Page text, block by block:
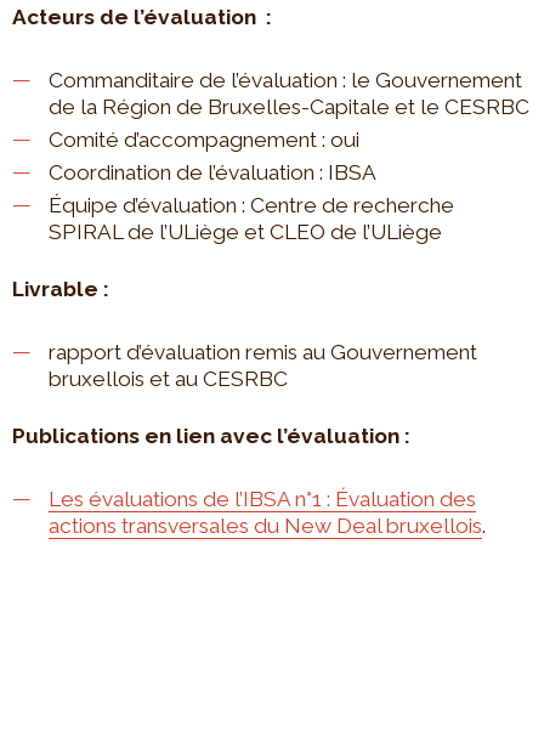
Acteurs de l’évaluation :
Commanditaire de l’évaluation : le Gouvernement
de la Région de Bruxelles-Capitale et le CESRBC
Comité d’accompagnement : oui
Coordination de l’évaluation : IBSA
Équipe d’évaluation : Centre de recherche
SPIRAL de l’ULiège et CLEO de l’ULiège
Livrable :
rapport d’évaluation remis au Gouvernement
bruxellois et au CESRBC
Publications en lien avec l’évaluation :
Les évaluations de l’IBSA n°1 : Évaluation des
actions transversales du New Deal bruxellois.